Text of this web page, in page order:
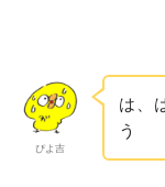
ぴよ吉
は、
う